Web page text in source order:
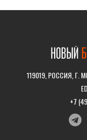
119019, РОССИЯ, Г.
+7